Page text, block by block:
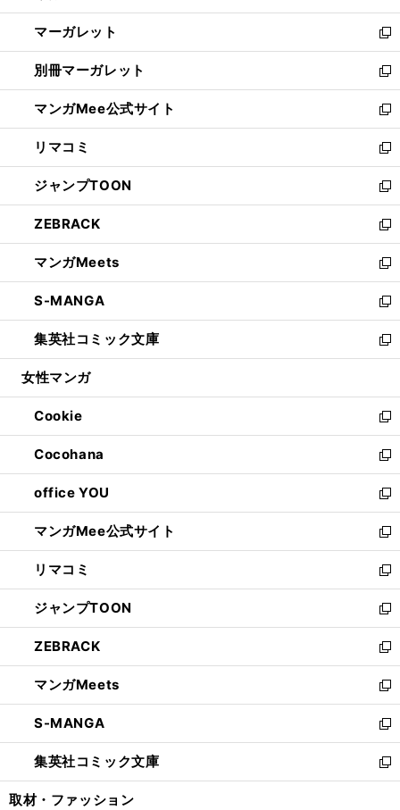
開
く
ウ
で
開
く
ン
ド
ウ
で
開
く
し
い
ウ
ィ
ン
ド
ウ
で
開
く
マーガレット
新
し
い
ウ
ィ
ン
ド
ウ
で
開
く
別冊マーガレット
新
し
い
ウ
ィ
ン
ド
ウ
で
開
く
マンガMee公式サイト
新
し
い
ウ
ィ
ン
ド
ウ
で
開
く
リマコミ
新
し
い
ウ
ィ
ン
ド
ウ
で
開
く
ジャンプTOON
新
し
い
ウ
ィ
ン
ド
ウ
で
開
ZEBRACK
新
し
い
ウ
ィ
ン
ド
ウ
開
く
マンガMeets
新
し
い
ウ
ィ
ン
ウ
で
開
く
S-MANGA
新
し
い
ウ
ン
ド
ウ
で
開
く
集英社コミック文庫
新
し
ウ
ィ
ン
ド
ウ
で
開
く
女性マンガ
Cookie
新
し
い
ウ
ィ
ン
ド
ウ
で
開
く
Cocohana
新
し
い
ウ
ィ
ン
ド
ウ
で
開
く
office YOU
新
し
い
ウ
ィ
ン
ド
ウ
で
開
く
マンガMee公式サイト
新
し
い
ウ
ィ
ン
ド
ウ
で
開
く
リマコミ
新
し
い
ウ
ィ
ン
ド
ウ
で
開
く
ジャンプTOON
新
し
い
ウ
ィ
ン
ド
ウ
で
開
ZEBRACK
新
し
い
ウ
ィ
ン
ド
ウ
マンガMeets
新
し
い
ウ
ィ
ン
S-MANGA
新
し
い
ウ
集英社コミック文庫
新
し
取材・ファッション